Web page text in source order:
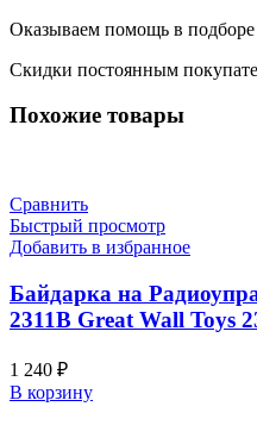
Оказываем помощь в подборе
Скидки постоянным
Похожие товары
Сравнить
Быстрый просмотр
Добавить в избранное
Байдарка на
2311B Great Wall Toys
1 240 ₽
В корзину